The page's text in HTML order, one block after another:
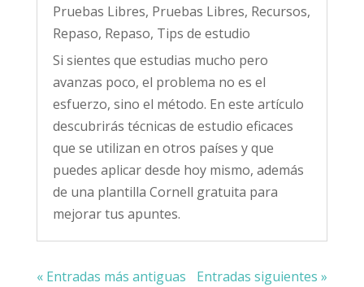
Pruebas Libres, Pruebas Libres, Recursos,
Repaso, Repaso, Tips de estudio
Si sientes que estudias mucho pero
avanzas poco, el problema no es el
esfuerzo, sino el método. En este artículo
descubrirás técnicas de estudio eficaces
que se utilizan en otros países y que
puedes aplicar desde hoy mismo, además
de una plantilla Cornell gratuita para
mejorar tus apuntes.
« Entradas más antiguas Entradas siguientes »